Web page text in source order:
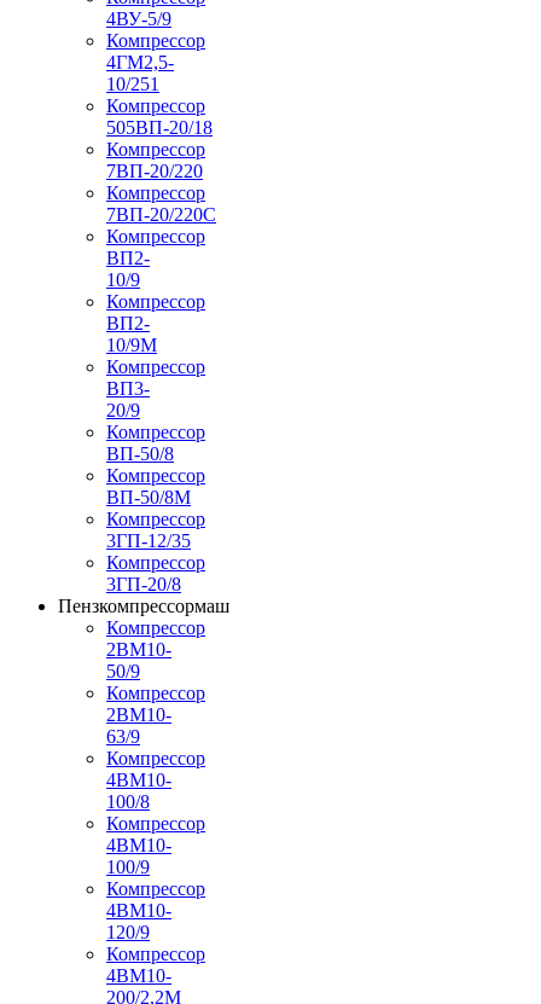
4ВУ-5/9
Компрессор
4ГМ2,5-
10/251
Компрессор
505ВП-20/18
Компрессор
7ВП-20/220
Компрессор
7ВП-20/220С
Компрессор
ВП2-
10/9
Компрессор
ВП2-
10/9М
Компрессор
ВП3-
20/9
Компрессор
ВП-50/8
Компрессор
ВП-50/8М
Компрессор
3ГП-12/35
Компрессор
3ГП-20/8
Пензкомпрессормаш
Компрессор
2ВМ10-
50/9
Компрессор
2ВМ10-
63/9
Компрессор
4ВМ10-
100/8
Компрессор
4ВМ10-
100/9
Компрессор
4ВМ10-
120/9
Компрессор
4ВМ10-
200/2,2М